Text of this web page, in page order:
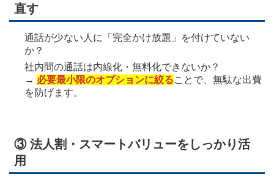
直す
通話が少ない人に「完全かけ放題」を付けていない
か？
社内間の通話は内線化・無料化できないか？
→ 必要最小限のオプションに絞ることで、無駄な出費
を防げます。
③ 法人割・スマートバリューをしっかり活
用